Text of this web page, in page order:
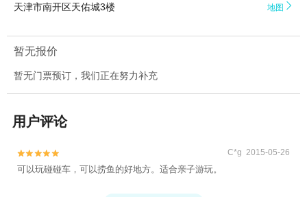
天津市南开区天佑城3楼 地图 
暂无报价
暂无门票预订，我们正在努力补充
用户评论

 C*g 2015-05-26
可以玩碰碰车，可以捞鱼的好地方。适合亲子游玩。